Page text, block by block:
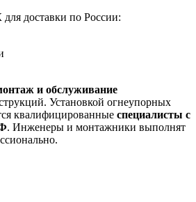
доставки по России:
и обслуживание
Установкой огнеупорных
квалифицированные специалисты с
. Инженеры и монтажники выполнят